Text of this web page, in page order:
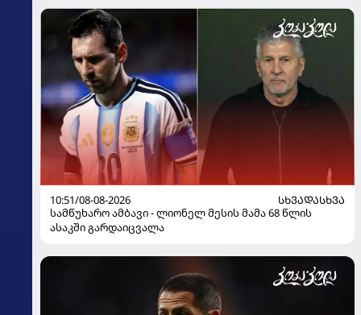
10:51/08-08-2026
ᲡᲮᲕᲐᲓᲐᲡᲮᲕᲐ
სამწუხარო ამბავი - ლიონელ მესის მამა 68 წლის
ასაკში გარდაიცვალა